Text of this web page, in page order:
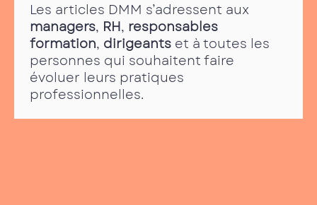
Les articles DMM s’adressent aux
managers, RH, responsables
formation, dirigeants et à toutes les
personnes qui souhaitent faire
évoluer leurs pratiques
professionnelles.